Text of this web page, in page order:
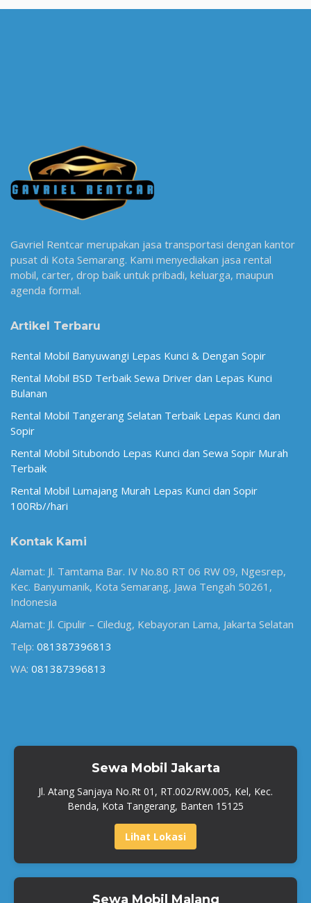
Gavriel Rentcar merupakan jasa transportasi dengan kantor
pusat di Kota Semarang. Kami menyediakan jasa rental
mobil, carter, drop baik untuk pribadi, keluarga, maupun
agenda formal.
Artikel Terbaru
Rental Mobil Banyuwangi Lepas Kunci & Dengan Sopir
Rental Mobil BSD Terbaik Sewa Driver dan Lepas Kunci
Bulanan
Rental Mobil Tangerang Selatan Terbaik Lepas Kunci dan
Sopir
Rental Mobil Situbondo Lepas Kunci dan Sewa Sopir Murah
Terbaik
Rental Mobil Lumajang Murah Lepas Kunci dan Sopir
100Rb//hari
Kontak Kami
Alamat: Jl. Tamtama Bar. IV No.80 RT 06 RW 09, Ngesrep,
Kec. Banyumanik, Kota Semarang, Jawa Tengah 50261,
Indonesia
Alamat: Jl. Cipulir – Ciledug, Kebayoran Lama, Jakarta Selatan
Telp: 081387396813
WA: 081387396813
Sewa Mobil Jakarta
Jl. Atang Sanjaya No.Rt 01, RT.002/RW.005, Kel, Kec.
Benda, Kota Tangerang, Banten 15125
Lihat Lokasi
Sewa Mobil Malang